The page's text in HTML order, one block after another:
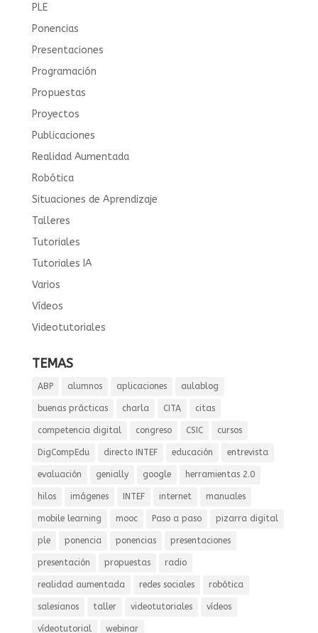
PLE
Ponencias
Presentaciones
Programación
Propuestas
Proyectos
Publicaciones
Realidad Aumentada
Robótica
Situaciones de Aprendizaje
Talleres
Tutoriales
Tutoriales IA
Varios
Vídeos
Videotutoriales
TEMAS
ABP alumnos aplicaciones aulablog
buenas prácticas charla CITA citas
competencia digital congreso CSIC cursos
DigCompEdu directo INTEF educación entrevista
evaluación genially google herramientas 2.0
hilos imágenes INTEF internet manuales
mobile learning mooc Paso a paso pizarra digital
ple ponencia ponencias presentaciones
presentación propuestas radio
realidad aumentada redes sociales robótica
salesianos taller videotutoriales vídeos
vídeotutorial webinar